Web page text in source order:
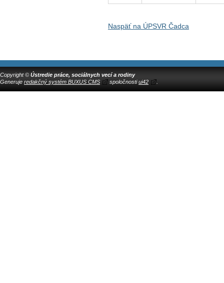
Naspäť na ÚPSVR Čadca
Copyright © Ústredie práce, sociálnych vecí a rodiny
Generuje redakčný systém BUXUS CMS spoločnostiui42